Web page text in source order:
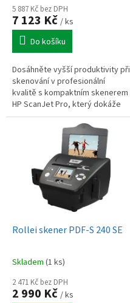
5 887 Kč bez DPH
7 123 Kč / ks
Do košíku
Dosáhněte vyšší produktivity při
skenování v profesionální
kvalitě s kompaktním skenerem
HP ScanJet Pro, který dokáže
skenovat až 1 500 stran denně.
Automatizujte práci jedním...
Rollei skener PDF-S 240 SE
Skladem (1 ks)
2 471 Kč bez DPH
2 990 Kč / ks